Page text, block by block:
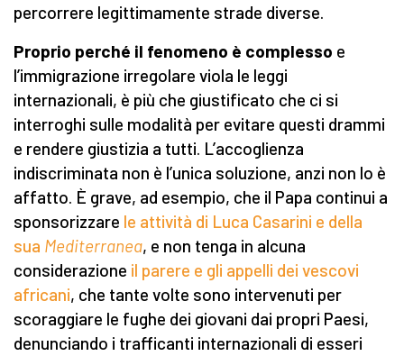
percorrere legittimamente strade diverse.
Proprio perché il fenomeno è complesso e
l’immigrazione irregolare viola le leggi
internazionali, è più che giustificato che ci si
interroghi sulle modalità per evitare questi drammi
e rendere giustizia a tutti. L’accoglienza
indiscriminata non è l’unica soluzione, anzi non lo è
affatto. È grave, ad esempio, che il Papa continui a
sponsorizzare le attività di Luca Casarini e della
sua Mediterranea, e non tenga in alcuna
considerazione il parere e gli appelli dei vescovi
africani, che tante volte sono intervenuti per
scoraggiare le fughe dei giovani dai propri Paesi,
denunciando i trafficanti internazionali di esseri